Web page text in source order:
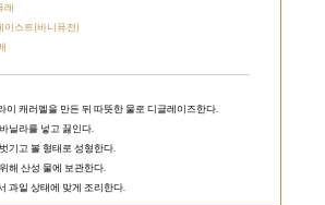
레
이스트(바니퓨전)
이 캐러멜을 만든 뒤 따뜻한 물로 디글레이즈한다.
닐라를 넣고 끓인다.
기고 볼 형태로 성형한다.
해 산성 물에 보관한다.
과일 상태에 맞게 조리한다.